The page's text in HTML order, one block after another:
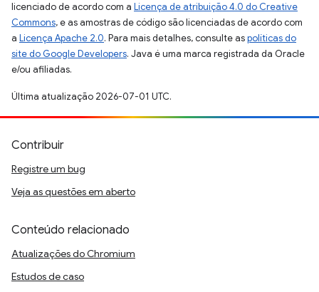
licenciado de acordo com a Licença de atribuição 4.0 do Creative
Commons, e as amostras de código são licenciadas de acordo com
a Licença Apache 2.0. Para mais detalhes, consulte aspolíticas do
site do Google Developers. Java é uma marca registrada da Oracle
e/ou afiliadas.
Última atualização 2026-07-01 UTC.
Contribuir
Registre um bug
Veja as questões em aberto
Conteúdo relacionado
Atualizações do Chromium
Estudos de caso